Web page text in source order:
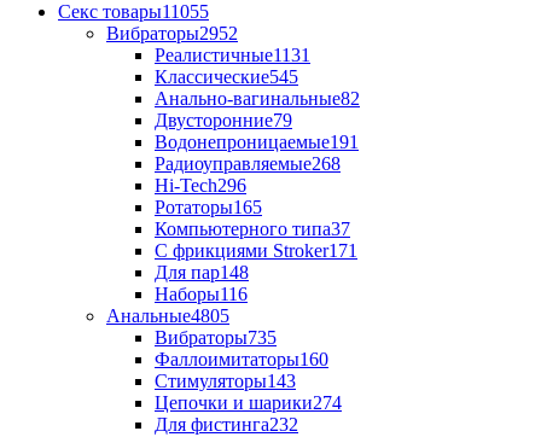
Секс товары11055
Вибраторы2952
Реалистичные1131
Классические545
Анально-вагинальные82
Двусторонние79
Водонепроницаемые191
Радиоуправляемые268
Hi-Tech296
Ротаторы165
Компьютерного типа37
С фрикциями Stroker171
Для пар148
Наборы116
Анальные4805
Вибраторы735
Фаллоимитаторы160
Стимуляторы143
Цепочки и шарики274
Для фистинга232